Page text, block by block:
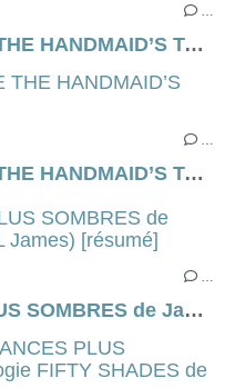
…
SAISON 6 - ÉPISODE 7 DE THE HANDMAID’S TALE (SHATTERED)
…
SAISON 6 - ÉPISODE 6 DE THE HANDMAID’S TALE (SURPRISE)
CINQUANTE NUANCES PLUS SOMBRES de James Foley (d'à-peu-près EL James) [résumé]